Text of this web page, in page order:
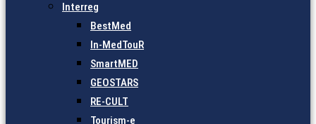
Interreg
BestMed
In-MedTouR
SmartMED
GEOSTARS
RE-CULT
Tourism-e